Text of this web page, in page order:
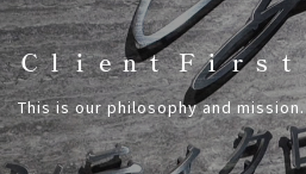
Ｃｌｉｅｎｔ Ｆｉｒｓｔ
This is our philosophy and mission.